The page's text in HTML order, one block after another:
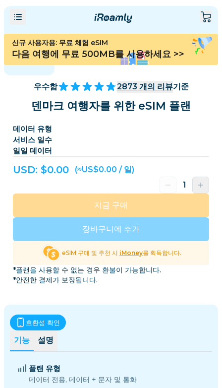
신규 사용자용: 무료 체험 eSIM
다음 여행에 무료 500MB를 사용하세요 >>
우수함 2873 개의 리뷰기준
덴마크 여행자를 위한 eSIM 플랜
데이터 유형
서비스 일수
일일 데이터
USD: $0.00 (≈US$0.00 / 일)
장바구니에 추가
지금 구매
eSIM 구매 및 추천 시 iMoney를 획득합니다.
*플랜을 사용할 수 없는 경우 환불이 가능합니다.
*안전한 결제가 보장됩니다.
기능 설명
호환성 확인
플랜 유형
데이터 전용, 데이터 + 문자 및 통화